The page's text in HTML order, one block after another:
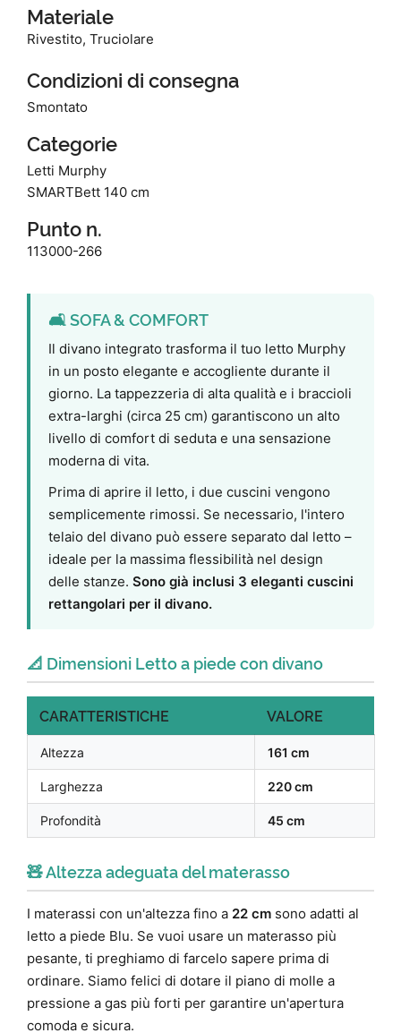
Materiale
Rivestito, Truciolare
Condizioni di consegna
Smontato
Categorie
Letti Murphy
SMARTBett 140 cm
Punto n.
113000-266
🛋️ SOFA & COMFORT
Il divano integrato trasforma il tuo letto Murphy
in un posto elegante e accogliente durante il
giorno. La tappezzeria di alta qualità e i braccioli
extra-larghi (circa 25 cm) garantiscono un alto
livello di comfort di seduta e una sensazione
moderna di vita.
Prima di aprire il letto, i due cuscini vengono
semplicemente rimossi. Se necessario, l'intero
telaio del divano può essere separato dal letto –
ideale per la massima flessibilità nel design
delle stanze. Sono già inclusi 3 eleganti cuscini
rettangolari per il divano.
📐 Dimensioni Letto a piede con divano
CARATTERISTICHE VALORE
Altezza 161 cm
Larghezza 220 cm
Profondità 45 cm
🧸 Altezza adeguata del materasso
I materassi con un'altezza fino a 22 cm sono adatti al
letto a piede Blu. Se vuoi usare un materasso più
pesante, ti preghiamo di farcelo sapere prima di
ordinare. Siamo felici di dotare il piano di molle a
pressione a gas più forti per garantire un'apertura
comoda e sicura.